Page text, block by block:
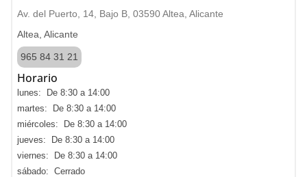
Av. del Puerto, 14, Bajo B, 03590 Altea, Alicante
Altea, Alicante
965 84 31 21
Horario
lunes: De 8:30 a 14:00
martes: De 8:30 a 14:00
miércoles: De 8:30 a 14:00
jueves: De 8:30 a 14:00
viernes: De 8:30 a 14:00
sábado: Cerrado